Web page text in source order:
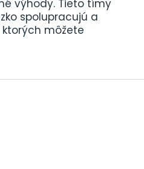
výhody. Tieto tímy
spolupracujú a
môžete